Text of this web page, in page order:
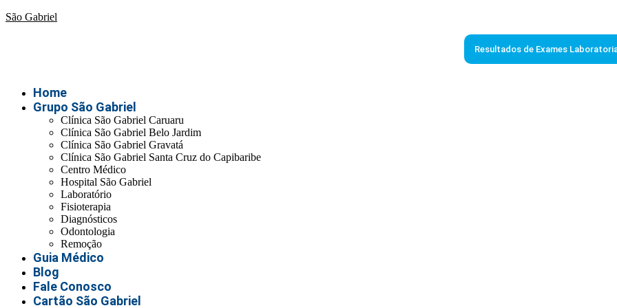
São Gabriel
Resultados de Exames
Home
Grupo São Gabriel
Clínica São Gabriel Caruaru
Clínica São Gabriel Belo Jardim
Clínica São Gabriel Gravatá
Clínica São Gabriel Santa Cruz do Capibaribe
Centro Médico
Hospital São Gabriel
Laboratório
Fisioterapia
Diagnósticos
Odontologia
Remoção
Guia Médico
Blog
Fale Conosco
Cartão São Gabriel